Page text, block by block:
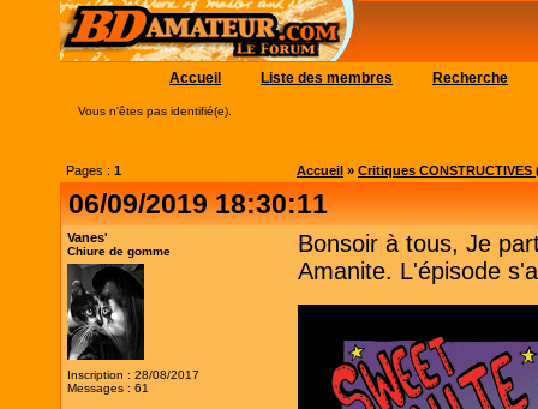
Accueil Liste des membres Recherche
Vous n'êtes pas identifié(e).
Pages : 1 Accueil » Critiques
06/09/2019 18:30:11
Vanes'
Chiure de gomme
Inscription : 28/08/2017
Messages : 61
Bonsoir à tous, Je
Amanite. L'épisode